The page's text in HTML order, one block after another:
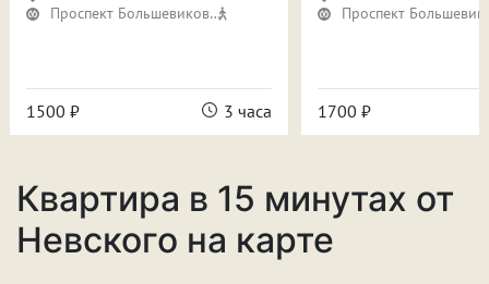
Проспект Большевиков
1500 ₽ 3 часа
Проспект
1700 ₽
Квартира в 15 минутах от
Невского на карте